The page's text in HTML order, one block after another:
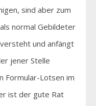
sind aber zum
normal Gebildeter
und anfängt
jener Stelle
Formular-Lotsen im
ist der gute Rat